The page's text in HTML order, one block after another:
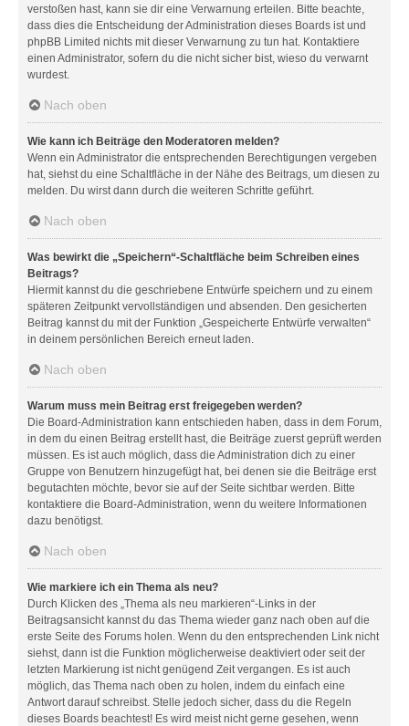
verstoßen hast, kann sie dir eine Verwarnung erteilen. Bitte beachte,
dass dies die Entscheidung der Administration dieses Boards ist und
phpBB Limited nichts mit dieser Verwarnung zu tun hat. Kontaktiere
einen Administrator, sofern du die nicht sicher bist, wieso du verwarnt
wurdest.
Nach oben
Wie kann ich Beiträge den Moderatoren melden?
Wenn ein Administrator die entsprechenden Berechtigungen vergeben
hat, siehst du eine Schaltfläche in der Nähe des Beitrags, um diesen zu
melden. Du wirst dann durch die weiteren Schritte geführt.
Nach oben
Was bewirkt die „Speichern“-Schaltfläche beim Schreiben eines
Beitrags?
Hiermit kannst du die geschriebene Entwürfe speichern und zu einem
späteren Zeitpunkt vervollständigen und absenden. Den gesicherten
Beitrag kannst du mit der Funktion „Gespeicherte Entwürfe verwalten“
in deinem persönlichen Bereich erneut laden.
Nach oben
Warum muss mein Beitrag erst freigegeben werden?
Die Board-Administration kann entschieden haben, dass in dem Forum,
in dem du einen Beitrag erstellt hast, die Beiträge zuerst geprüft werden
müssen. Es ist auch möglich, dass die Administration dich zu einer
Gruppe von Benutzern hinzugefügt hat, bei denen sie die Beiträge erst
begutachten möchte, bevor sie auf der Seite sichtbar werden. Bitte
kontaktiere die Board-Administration, wenn du weitere Informationen
dazu benötigst.
Nach oben
Wie markiere ich ein Thema als neu?
Durch Klicken des „Thema als neu markieren“-Links in der
Beitragsansicht kannst du das Thema wieder ganz nach oben auf die
erste Seite des Forums holen. Wenn du den entsprechenden Link nicht
siehst, dann ist die Funktion möglicherweise deaktiviert oder seit der
letzten Markierung ist nicht genügend Zeit vergangen. Es ist auch
möglich, das Thema nach oben zu holen, indem du einfach eine
Antwort darauf schreibst. Stelle jedoch sicher, dass du die Regeln
dieses Boards beachtest! Es wird meist nicht gerne gesehen, wenn